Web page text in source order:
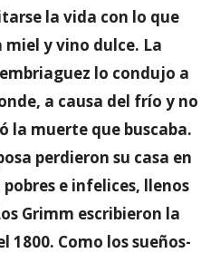
la vida con lo que
miel y vino dulce. La
lo condujo a
a causa del frío y no
la muerte que buscaba.
perdieron su casa en
e infelices, llenos
Grimm escribieron la
1800. Como los sueños-